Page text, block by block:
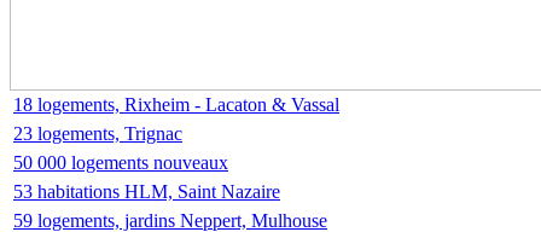
18 logements, Rixheim - Lacaton & Vassal
23 logements, Trignac
50 000 logements nouveaux
53 habitations HLM, Saint Nazaire
59 logements, jardins Neppert, Mulhouse